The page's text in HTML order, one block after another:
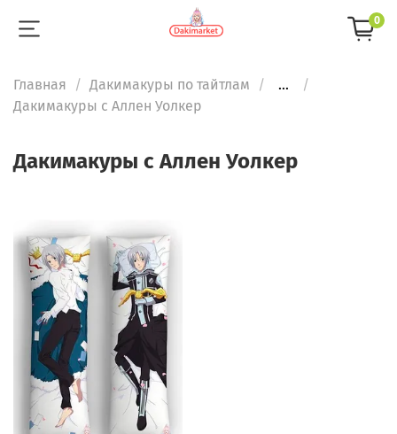
0
Главная Дакимакуры по тайтлам
...
Дакимакуры с Аллен Уолкер
Дакимакуры с Аллен Уолкер